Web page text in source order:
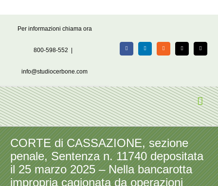
Per informazioni chiama ora
800-598-552
info@studiocerbone.com
FacebookLinkedIn Rss X Email
CORTE di CASSAZIONE, sezione
penale, Sentenza n. 11740 depositata
il 25 marzo 2025 – Nella bancarotta
impropria cagionata da operazioni